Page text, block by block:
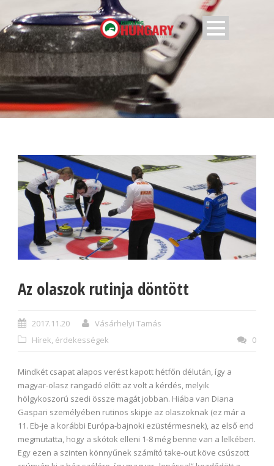
Az olaszok rutinja döntött
2017.11.20
Vásárhelyi Tamás
Hírek, érdekességek
0
Mindkét csapat alapos verést kapott hétfőn délután, így a
magyar-olasz rangadó előtt az volt a kérdés, melyik
hölgykoszorú szedi össze magát jobban. Hiába van Diana
Gaspari személyében rutinos skipje az olaszoknak (ez már a
11. Eb-je a korábbi Európa-bajnoki ezüstérmesnek), az első end
megmutatta, hogy a skótok elleni 1-8 még benne van a lelkében.
Egy ezen a szinten könnyűnek számító take-out köve csúszott